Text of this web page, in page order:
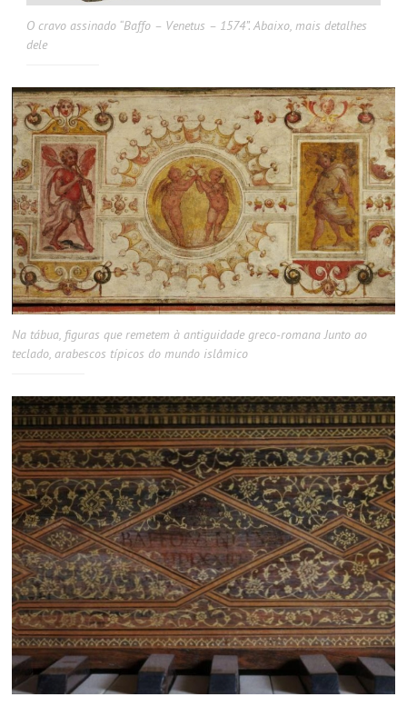
O cravo assinado “Baffo – Venetus – 1574”. Abaixo, mais detalhes
dele
Na tábua, figuras que remetem à antiguidade greco-romana Junto ao
teclado, arabescos típicos do mundo islâmico